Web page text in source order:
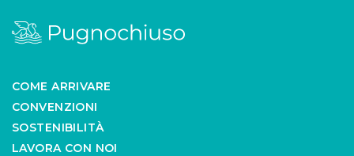
COME ARRIVARE
CONVENZIONI
SOSTENIBILITÀ
LAVORA CON NOI